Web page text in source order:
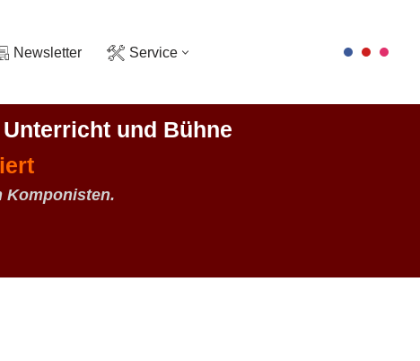
Newsletter Service
und Bühne
Komponisten.